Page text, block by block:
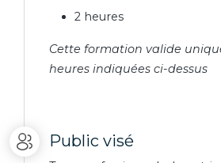
2 heures
Cette formation valide
heures indiquées ci-dessus
Public visé